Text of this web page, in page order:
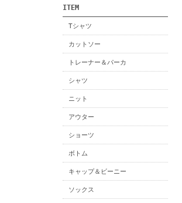
ITEM
Tシャツ
カットソー
トレーナー＆パーカ
シャツ
ニット
アウター
ショーツ
ボトム
キャップ＆ビーニー
ソックス